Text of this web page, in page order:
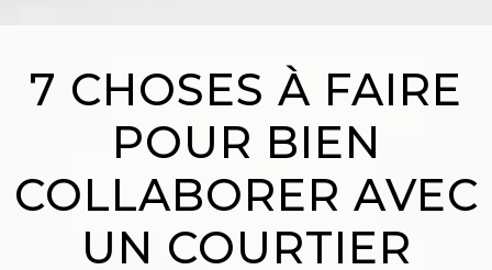
COURTIERS
Équipe
7 CHOSES À FAIRE
POUR BIEN
COLLABORER AVEC
UN COURTIER